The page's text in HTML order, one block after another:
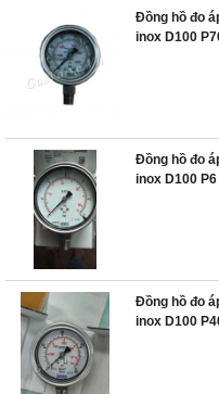
Đồng hồ đo
inox D100
Đồng hồ đo
inox D100
Đồng hồ đo
inox D100